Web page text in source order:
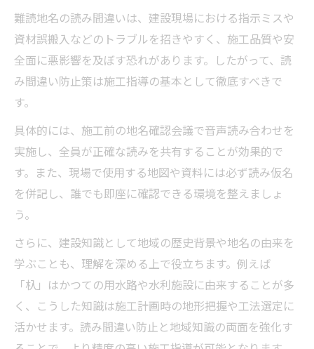
難読地名の読み間違いは、建設現場における指示ミスや
資材誤搬入などのトラブルを招きやすく、施工品質や安
全面に悪影響を及ぼす恐れがあります。したがって、読
み間違い防止策は施工指導の基本として徹底すべきで
す。
具体的には、施工前の地名確認会議で音声読み合わせを
実施し、全員が正確な読みを共有することが効果的で
す。また、現場で使用する地図や資料には必ず読み仮名
を併記し、誰でも即座に確認できる環境を整えましょ
う。
さらに、建設知識として地域の歴史背景や地名の由来を
学ぶことも、理解を深める上で役立ちます。例えば
「杁」はかつての用水路や水利施設に由来することが多
く、こうした知識は施工計画時の地形把握や工法選定に
活かせます。読み間違い防止と地域知識の両面を強化す